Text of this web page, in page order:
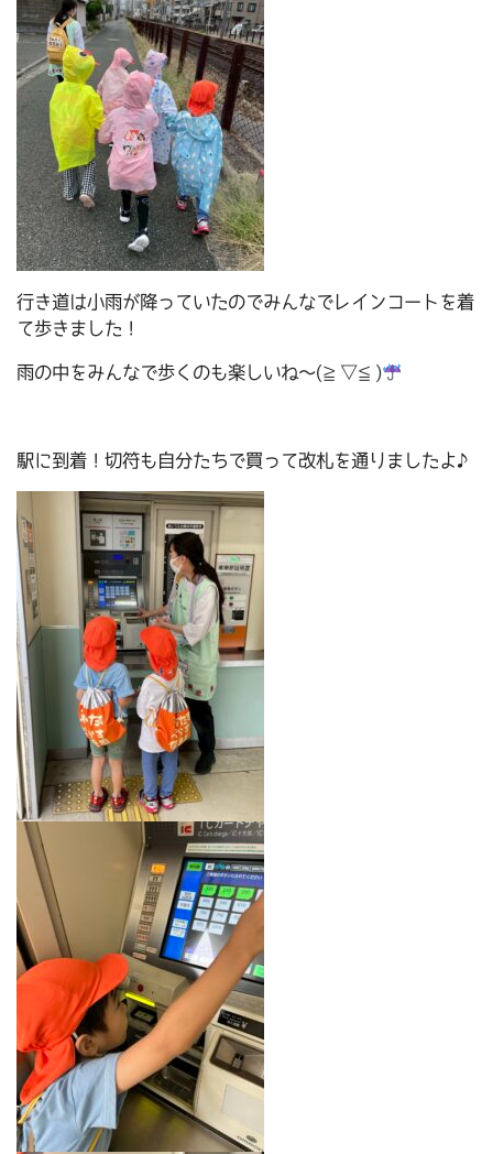
行き道は小雨が降っていたのでみんなでレインコートを着
て歩きました！
雨の中をみんなで歩くのも楽しいね～(≧▽≦)
駅に到着！切符も自分たちで買って改札を通りましたよ♪